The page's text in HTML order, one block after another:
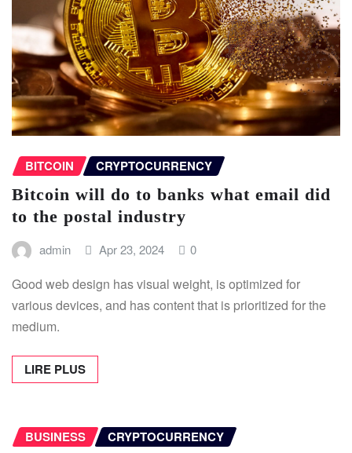
BITCOIN CRYPTOCURRENCY
Bitcoin will do to banks what email did
to the postal industry
admin Apr 23, 2024 0
Good web design has visual weight, is optimized for
various devices, and has content that is prioritized for the
medium.
LIRE PLUS
BUSINESS CRYPTOCURRENCY